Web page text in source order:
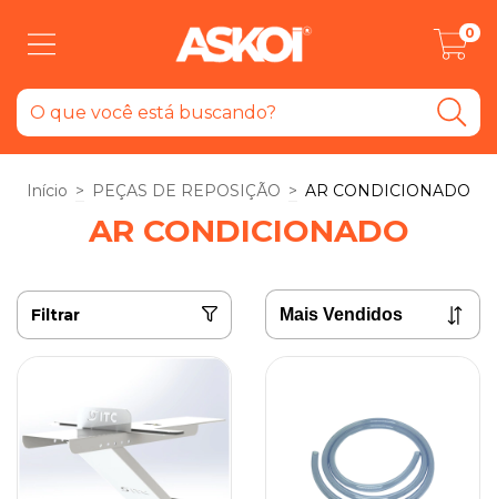
0
Início > PEÇAS DE REPOSIÇÃO > AR CONDICIONADO
AR CONDICIONADO
Filtrar